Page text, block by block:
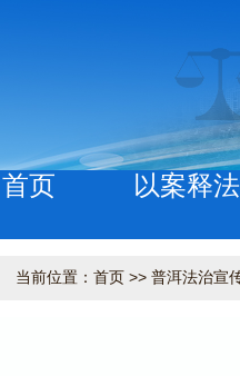
首页 以案释法
当前位置： 首页 >> 普洱法治宣